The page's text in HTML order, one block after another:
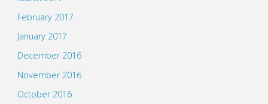
February 2017
January 2017
December 2016
November 2016
October 2016